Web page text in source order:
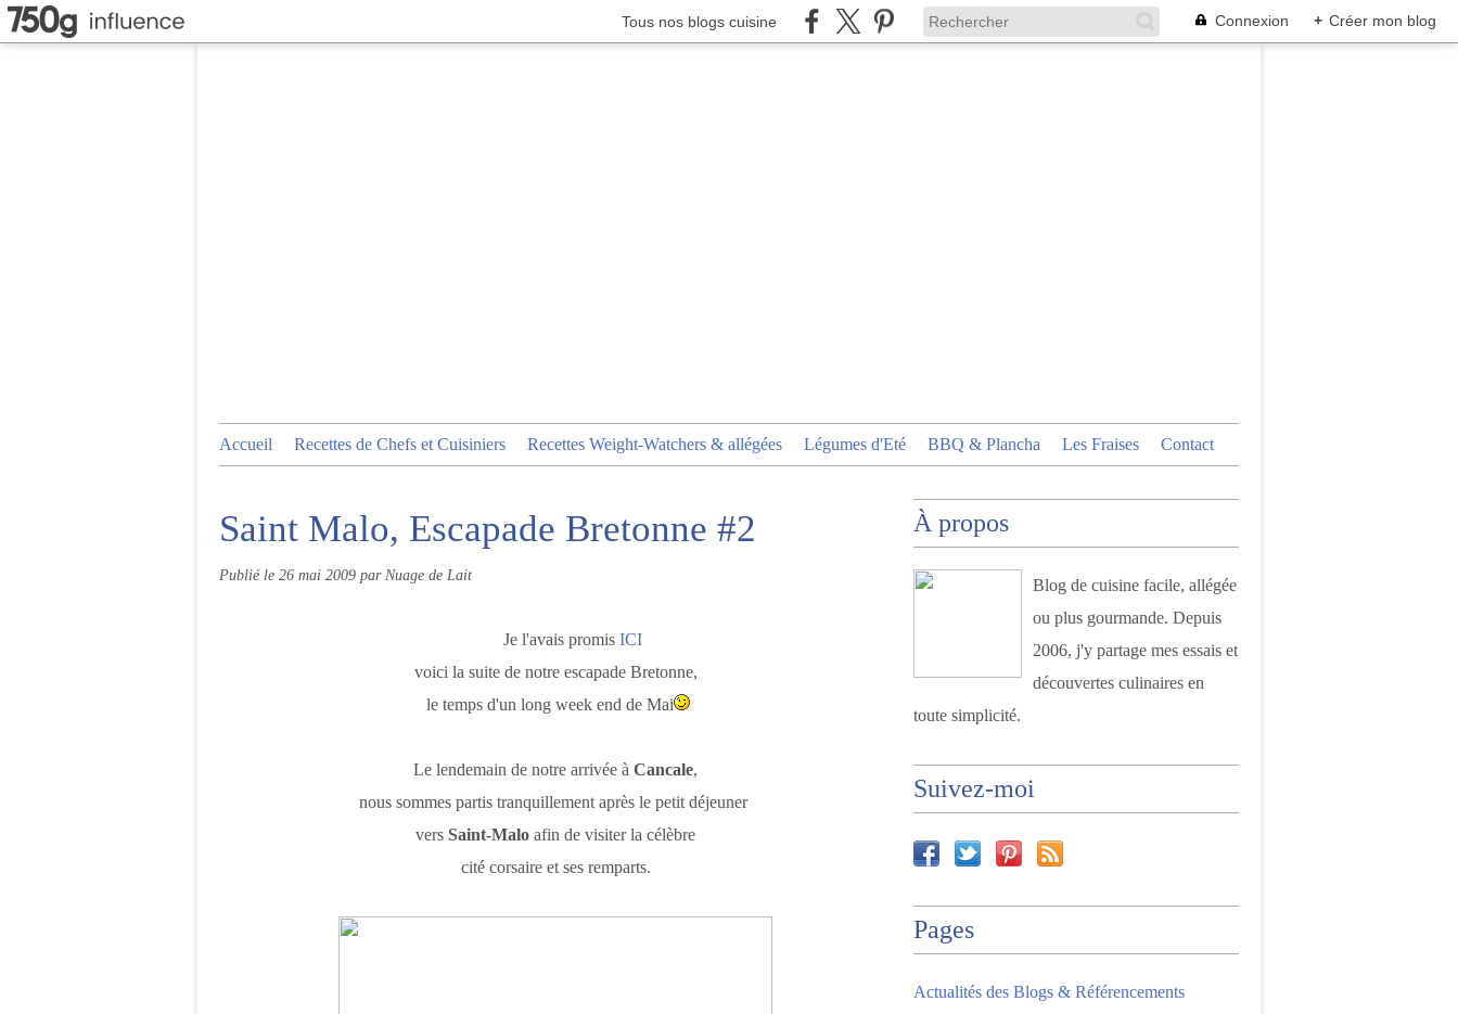
Tous nos blogs cuisine Connexion + Créer mon blog
Accueil Recettes de Chefs et Cuisiniers Recettes Weight-Watchers & allégées Légumes d'Eté BBQ & Plancha Les Fraises Contact
Saint Malo, Escapade Bretonne #2
Publié le 26 mai 2009 par Nuage de Lait
Je l'avais promis ICI
voici la suite de notre escapade Bretonne,
le temps d'un long week end de Mai
Le lendemain de notre arrivée à Cancale,
nous sommes partis tranquillement après le petit déjeuner
vers Saint-Malo afin de visiter la célèbre
cité corsaire et ses remparts.
À propos
Blog de cuisine facile, allégée
ou plus gourmande. Depuis
2006, j'y partage mes essais et
découvertes culinaires en
toute simplicité.
Suivez-moi
Pages
Actualités des Blogs & Référencements